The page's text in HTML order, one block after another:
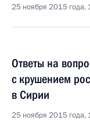
25 ноября 2015 года,
Ответы на
с крушением
в Сирии
25 ноября 2015 года,